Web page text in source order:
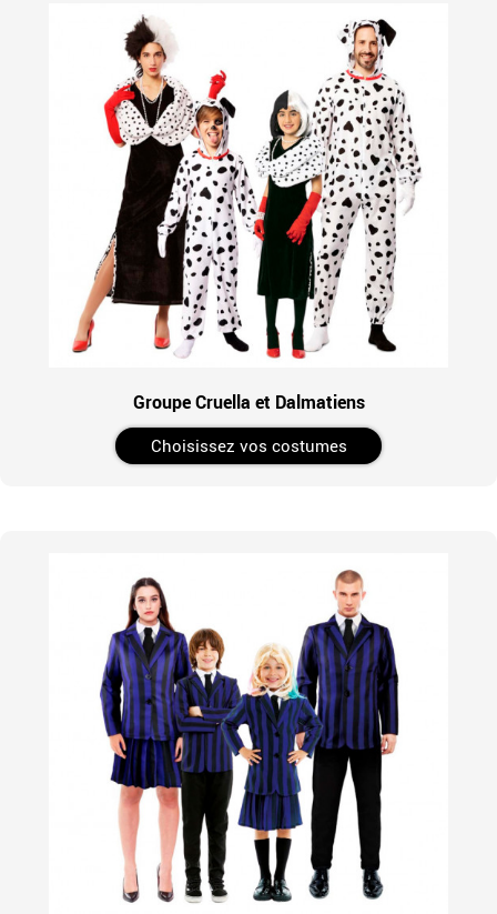
Groupe Cruella et Dalmatiens
Choisissez vos costumes